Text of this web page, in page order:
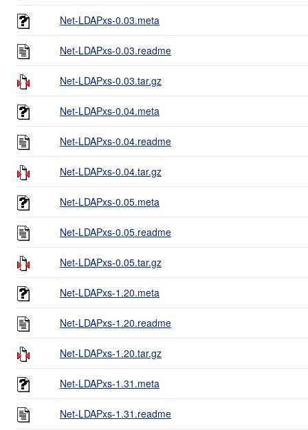
Net-LDAPxs-0.03.meta
Net-LDAPxs-0.03.readme
Net-LDAPxs-0.03.tar.gz
Net-LDAPxs-0.04.meta
Net-LDAPxs-0.04.readme
Net-LDAPxs-0.04.tar.gz
Net-LDAPxs-0.05.meta
Net-LDAPxs-0.05.readme
Net-LDAPxs-0.05.tar.gz
Net-LDAPxs-1.20.meta
Net-LDAPxs-1.20.readme
Net-LDAPxs-1.20.tar.gz
Net-LDAPxs-1.31.meta
Net-LDAPxs-1.31.readme